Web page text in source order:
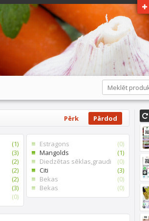
Pārdod
Pērk
(1)
(3)
(2)
(2)
(2)
(3)
(0)
Estragons
(0)
Mangolds
(1)
Diedzētas sēklas,graudi
(0)
Citi
(3)
Bekas
(0)
Bekas
(0)